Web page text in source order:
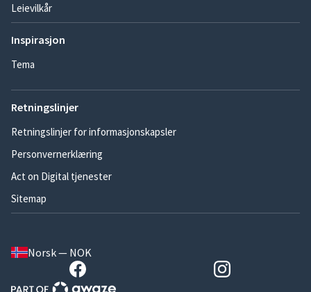
Leievilkår
Inspirasjon
Tema
Retningslinjer
Retningslinjer for informasjonskapsler
Personvernerklæring
Act on Digital tjenester
Sitemap
Norsk — NOK